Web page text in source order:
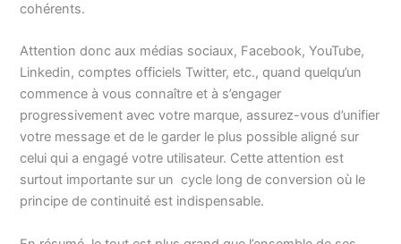
cohérents.
Attention donc aux médias sociaux, Facebook, YouTube,
Linkedin, comptes officiels Twitter, etc., quand quelqu’un
commence à vous connaître et à s’engager
progressivement avec votre marque, assurez-vous d’unifier
votre message et de le garder le plus possible aligné sur
celui qui a engagé votre utilisateur. Cette attention est
surtout importante sur un cycle long de conversion où le
principe de continuité est indispensable.